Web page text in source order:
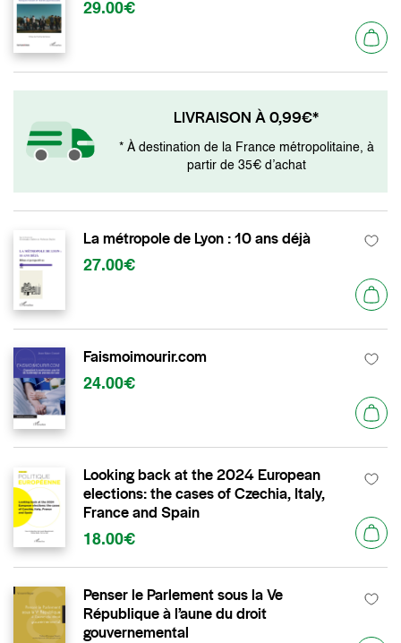
29.00€
LIVRAISON À 0,99€*
* À destination de la France métropolitaine, à
partir de 35€ d’achat
La métropole de Lyon : 10 ans déjà
27.00€
Faismoimourir.com
24.00€
Looking back at the 2024 European
elections: the cases of Czechia, Italy,
France and Spain
18.00€
Penser le Parlement sous la Ve
République à l’aune du droit
gouvernemental